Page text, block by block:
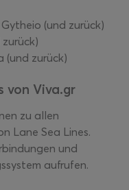
(und zurück)
(und zurück)
von Viva.gr
zu allen
Lane Sea Lines.
und
aufrufen.